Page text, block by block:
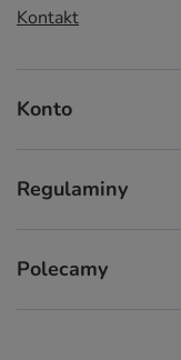
Kontakt
Konto
Regulaminy
Polecamy